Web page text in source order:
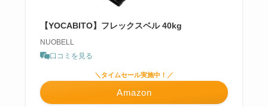
【YOCABITO】フレックスベル 40kg
NUOBELL
口コミを見る
＼タイムセール実施中！／
Amazon